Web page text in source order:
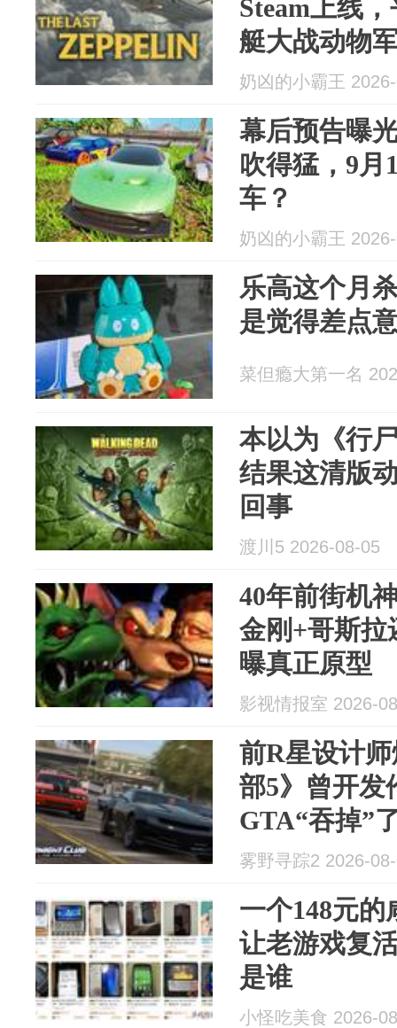
Steam上线
艇大战动物
奶凶的小霸王
幕后预告曝
吹得猛，9月
车？
奶凶的小霸王
乐高这个月
是觉得差点
菜但瘾大第一名
本以为《行
结果这清版
回事
渡川5 2026-08-05
40年前街机
金刚+哥斯拉
曝真正原型
影视情报室 2026-
前R星设计
部5》曾开发
GTA“吞掉”
雾野寻踪2 2026-
一个148元
让老游戏复
是谁
小怪吃美食 2026-